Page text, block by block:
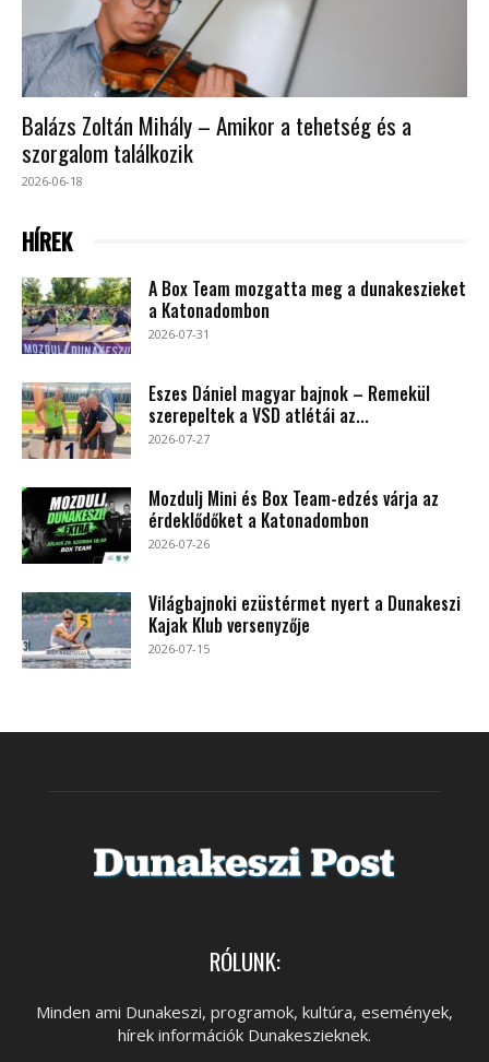
Balázs Zoltán Mihály – Amikor a tehetség és a
szorgalom találkozik
2026-06-18
HÍREK
A Box Team mozgatta meg a dunakeszieket
a Katonadombon
2026-07-31
Eszes Dániel magyar bajnok – Remekül
szerepeltek a VSD atlétái az...
2026-07-27
Mozdulj Mini és Box Team-edzés várja az
érdeklődőket a Katonadombon
2026-07-26
Világbajnoki ezüstérmet nyert a Dunakeszi
Kajak Klub versenyzője
2026-07-15
RÓLUNK:
Minden ami Dunakeszi, programok, kultúra, események,
hírek információk Dunakeszieknek.